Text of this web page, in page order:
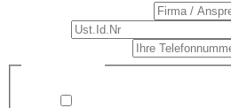
/